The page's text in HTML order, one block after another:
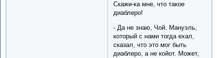
Скажи-ка мне, что такое
диаблеро!
- Да не знаю, Чой. Мануэль,
который с нами тогда ехал,
сказал, что это мог быть
диаблеро, а не койот. Может,